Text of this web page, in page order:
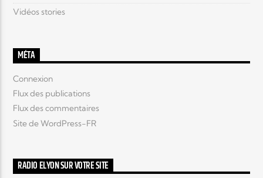
Vidéos stories
MÉTA
Connexion
Flux des publications
Flux des commentaires
Site de WordPress-FR
RADIO ELYON SUR VOTRE SITE